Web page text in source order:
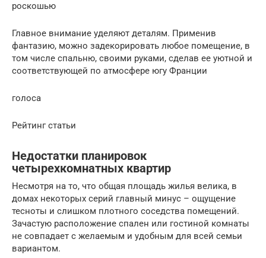
роскошью
Главное внимание уделяют деталям. Применив
фантазию, можно задекорировать любое помещение, в
том числе спальню, своими руками, сделав ее уютной и
соответствующей по атмосфере югу Франции
голоса
Рейтинг статьи
Недостатки планировок
четырехкомнатных квартир
Несмотря на то, что общая площадь жилья велика, в
домах некоторых серий главный минус – ощущение
тесноты и слишком плотного соседства помещений.
Зачастую расположение спален или гостиной комнаты
не совпадает с желаемым и удобным для всей семьи
вариантом.